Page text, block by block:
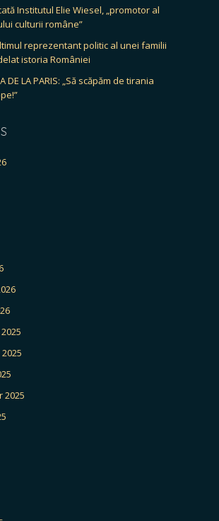
Institutul Elie Wiesel, „promotor al
culturii române”
reprezentant politic al unei familii
istoria României
DE LA PARIS: „Să scăpăm de tirania
2025